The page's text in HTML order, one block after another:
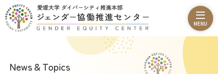
News & Topics